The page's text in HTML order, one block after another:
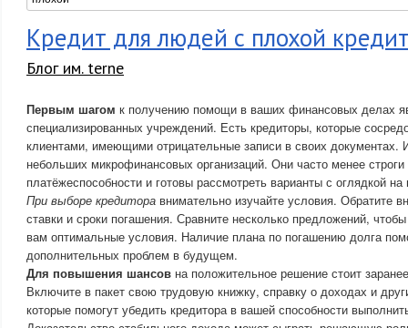
Кредит для людей с плохой
Блог им. terne
Первым шагом к получению помощи в ваших финансовых делах
специализированных учреждений. Есть кредиторы, которые
клиентами, имеющими отрицательные записи в своих документах.
небольших микрофинансовых организаций. Они часто менее строги
платёжеспособности и готовы рассмотреть варианты с оглядкой
При выборе кредитора внимательно изучайте условия. Обратите
ставки и сроки погашения. Сравните несколько предложений,
вам оптимальные условия. Наличие плана по погашению долга
дополнительных проблем в будущем.
Для повышения шансов на положительное решение стоит
Включите в пакет свою трудовую книжку, справку о доходах и
которые помогут убедить кредитора в вашей способности